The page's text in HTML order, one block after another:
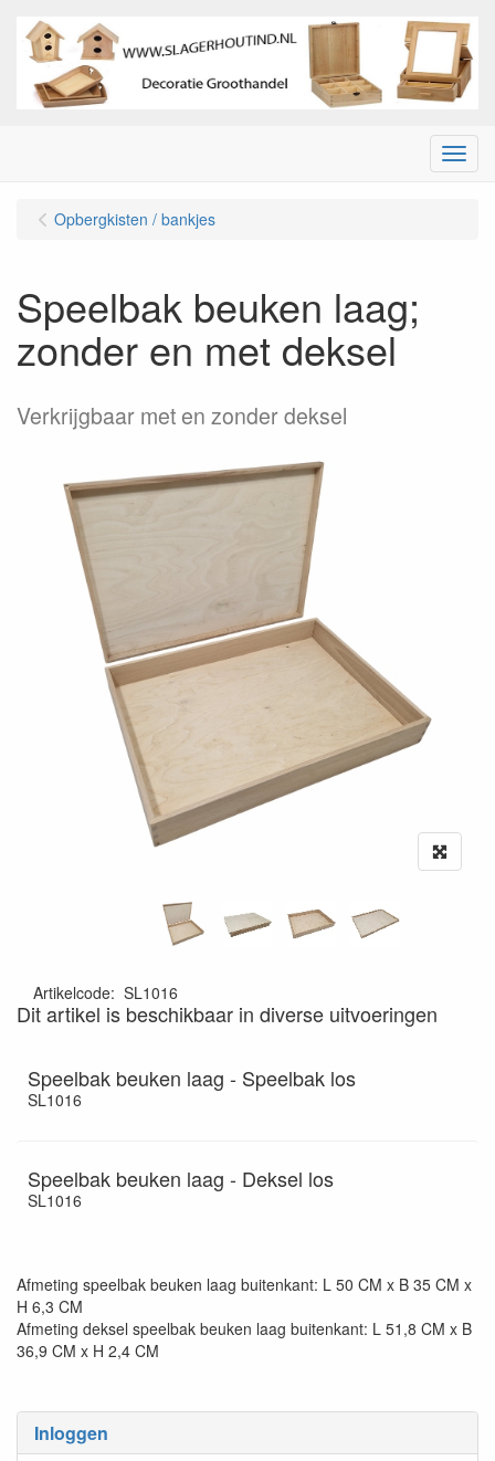
Menu
Inloggen
Opbergkisten / bankjes
Speelbak beuken laag;
zonder en met deksel
Verkrijgbaar met en zonder deksel
Artikelcode: SL1016
Dit artikel is beschikbaar in diverse uitvoeringen
Speelbak beuken laag - Speelbak los
SL1016
Speelbak beuken laag - Deksel los
SL1016
Afmeting speelbak beuken laag buitenkant: L 50 CM x B 35 CM x
H 6,3 CM
Afmeting deksel speelbak beuken laag buitenkant: L 51,8 CM x B
36,9 CM x H 2,4 CM